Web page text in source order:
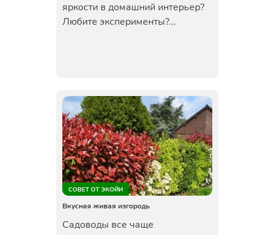
яркости в домашний интерьер?
Любите эксперименты?...
СОВЕТ ОТ ЭКОЙИ
Вкусная живая изгородь
Садоводы все чаще